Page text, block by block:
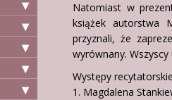
Natomiast w
książek autorstwa
przyznali, że
wyrównany.
Występy
1. Magdalena